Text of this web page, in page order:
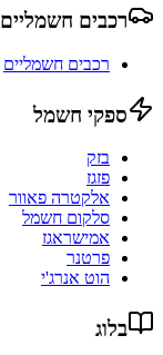
רכבים חשמליים
רכבים חשמליים
ספקי חשמל
בזק
פזגז
אלקטרה פאוור
סלקום חשמל
אמישראגז
פרטנר
הוט אנרג'י
בלוג